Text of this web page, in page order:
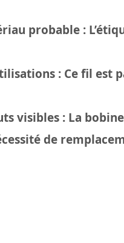
probable :
: Ce fil est
visibles : La
de